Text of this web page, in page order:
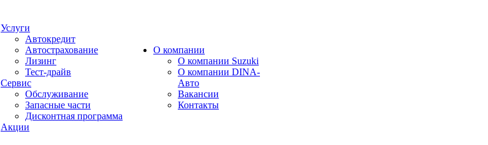
Услуги
Автокредит
Автострахование
Лизинг
Тест-драйв
Сервис
Обслуживание
Запасные части
Дисконтная программа
Акции
О компании
О компании Suzuki
О компании DINA-
Авто
Вакансии
Контакты